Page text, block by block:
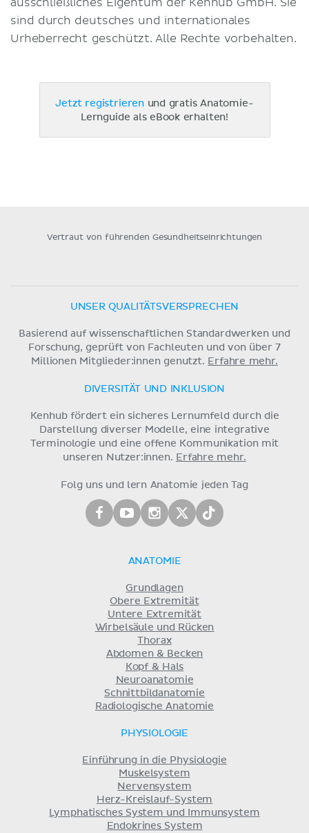
sind durch deutsches und internationales
Urheberrecht geschützt. Alle Rechte vorbehalten.
Jetzt registrieren und gratis Anatomie-
Lernguide als eBook erhalten!
Vertraut von führenden Gesundheitseinrichtungen
UNSER QUALITÄTSVERSPRECHEN
Basierend auf wissenschaftlichen Standardwerken und
Forschung, geprüft von Fachleuten und von über 7
Millionen Mitglieder:innen genutzt. Erfahre mehr.
DIVERSITÄT UND INKLUSION
Kenhub fördert ein sicheres Lernumfeld durch die
Darstellung diverser Modelle, eine integrative
Terminologie und eine offene Kommunikation mit
unseren Nutzer:innen. Erfahre mehr.
Folg uns und lern Anatomie jeden Tag
ANATOMIE
Grundlagen
Obere Extremität
Untere Extremität
Wirbelsäule und Rücken
Thorax
Abdomen & Becken
Kopf & Hals
Neuroanatomie
Schnittbildanatomie
Radiologische Anatomie
PHYSIOLOGIE
Einführung in die Physiologie
Muskelsystem
Nervensystem
Herz-Kreislauf-System
Lymphatisches System und Immunsystem
Endokrines System